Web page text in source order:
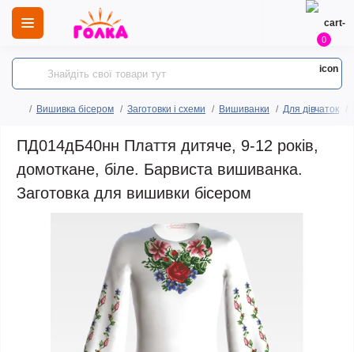
0
Вишивка бісером Заготовки і схеми Вишиванки Для дівчаток
ПД014дБ40нн Плаття дитяче, 9-12 років,
домоткане, біле. Барвиста вишиванка.
Заготовка для вишивки бісером